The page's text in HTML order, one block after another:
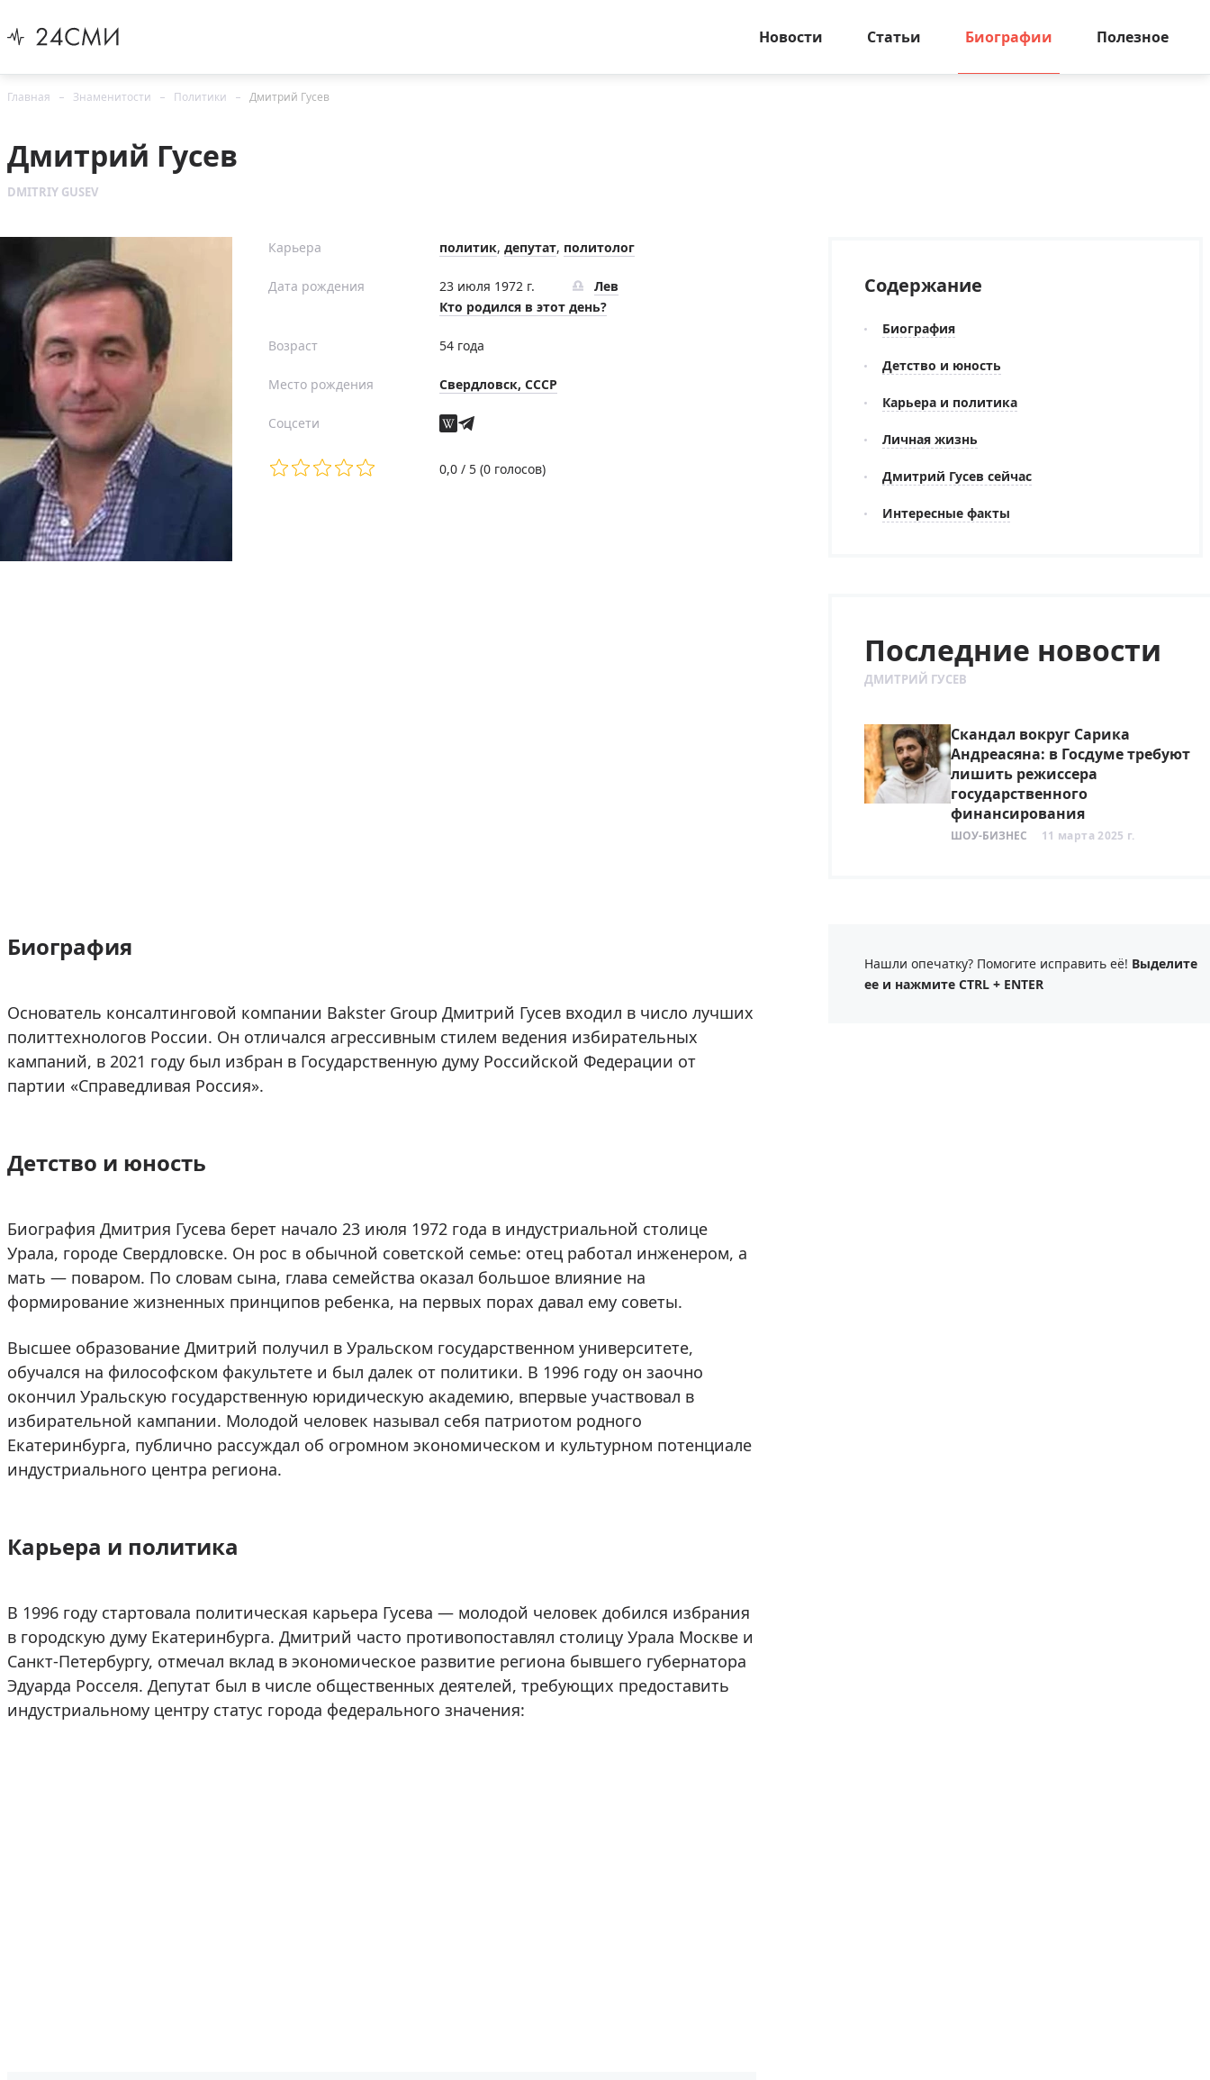
Новости Статьи Биографии Полезное
Главная Знаменитости Политики Дмитрий Гусев
Дмитрий Гусев
DMITRIY GUSEV
Карьера политик, депутат, политолог
Дата рождения 23 июля 1972 г.
Лев
Кто родился в этот день?
Возраст 54 года
Место рождения Свердловск, СССР
Соцсети
0,0 / 5 (0 голосов)
Биография
Основатель консалтинговой компании Bakster Group Дмитрий Гусев входил в число лучших
политтехнологов России. Он отличался агрессивным стилем ведения избирательных
кампаний, в 2021 году был избран в Государственную думу Российской Федерации от
партии «Справедливая Россия».
Детство и юность
Биография Дмитрия Гусева берет начало 23 июля 1972 года в индустриальной столице
Урала, городе Свердловске. Он рос в обычной советской семье: отец работал инженером, а
мать — поваром. По словам сына, глава семейства оказал большое влияние на
формирование жизненных принципов ребенка, на первых порах давал ему советы.
Высшее образование Дмитрий получил в Уральском государственном университете,
обучался на философском факультете и был далек от политики. В 1996 году он заочно
окончил Уральскую государственную юридическую академию, впервые участвовал в
избирательной кампании. Молодой человек называл себя патриотом родного
Екатеринбурга, публично рассуждал об огромном экономическом и культурном потенциале
индустриального центра региона.
Карьера и политика
В 1996 году стартовала политическая карьера Гусева — молодой человек добился избрания
в городскую думу Екатеринбурга. Дмитрий часто противопоставлял столицу Урала Москве и
Санкт-Петербургу, отмечал вклад в экономическое развитие региона бывшего губернатора
Эдуарда Росселя. Депутат был в числе общественных деятелей, требующих предоставить
индустриальному центру статус города федерального значения:
Содержание
Биография
Детство и юность
Карьера и политика
Личная жизнь
Дмитрий Гусев сейчас
Интересные факты
Последние новости
ДМИТРИЙ ГУСЕВ
Скандал вокруг Сарика
Андреасяна: в Госдуме требуют
лишить режиссера
государственного
финансирования
ШОУ-БИЗНЕС 11 марта 2025 г.
Нашли опечатку? Помогите исправить её! Выделите
ее и нажмите CTRL + ENTER